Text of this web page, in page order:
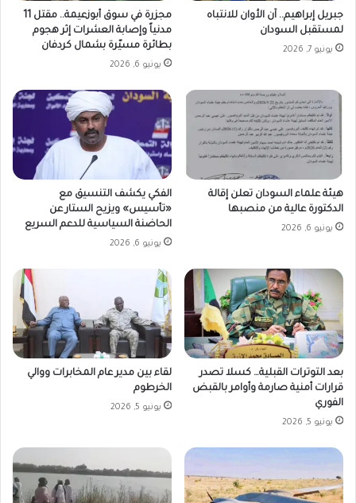
جبريل إبراهيم.. آن الأوان للانتباه
لمستقبل السودان
يونيو 7, 2026
مجزرة في سوق أبوزعيمة.. مقتل 11
مدنياً وإصابة العشرات إثر هجوم
بطائرة مسيّرة بشمال كردفان
يونيو 6, 2026
هيئة علماء السودان تعلن إقالة
الدكتورة عالية من منصبها
يونيو 6, 2026
الفكي يكشف التنسيق مع
«تأسيس» ويزيح الستار عن
الحاضنة السياسية للدعم السريع
يونيو 6, 2026
بعد التوترات القبلية… كسلا تصدر
قرارات أمنية صارمة وأوامر بالقبض
الفوري
يونيو 5, 2026
لقاء بين مدير عام المخابرات ووالي
الخرطوم
يونيو 5, 2026